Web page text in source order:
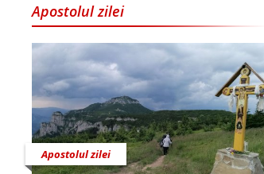
Apostolul zilei
Apostolul zilei